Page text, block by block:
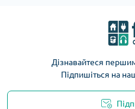
Дізнавайтеся
Підпишіться на